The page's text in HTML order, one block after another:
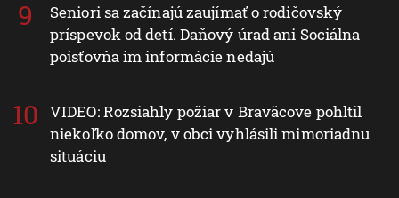
Seniori sa začínajú zaujímať o rodičovský
príspevok od detí. Daňový úrad ani Sociálna
poisťovňa im informácie nedajú
VIDEO: Rozsiahly požiar v Braväcove pohltil
niekoľko domov, v obci vyhlásili mimoriadnu
situáciu